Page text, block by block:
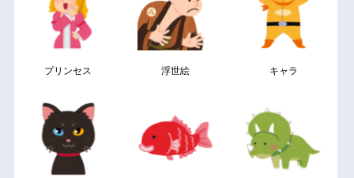
プリンセス 浮世絵 キャラ